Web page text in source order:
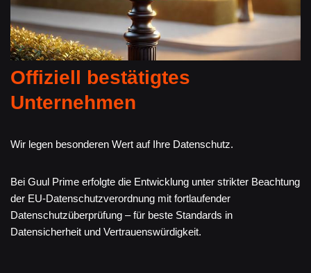
Offiziell bestätigtes
Unternehmen
Wir legen besonderen Wert auf Ihre Datenschutz.
Bei Guul Prime erfolgte die Entwicklung unter strikter Beachtung
der EU-Datenschutzverordnung mit fortlaufender
Datenschutzüberprüfung – für beste Standards in
Datensicherheit und Vertrauenswürdigkeit.